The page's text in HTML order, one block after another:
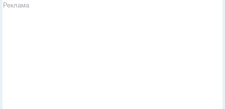
Реклама